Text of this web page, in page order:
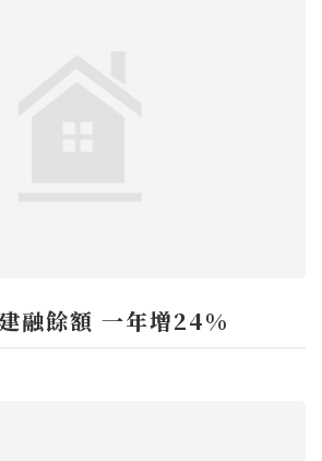
融餘額 一年增24%